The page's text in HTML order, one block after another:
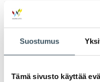
Suostumus
Tämä sivusto käyttää
2025
2024